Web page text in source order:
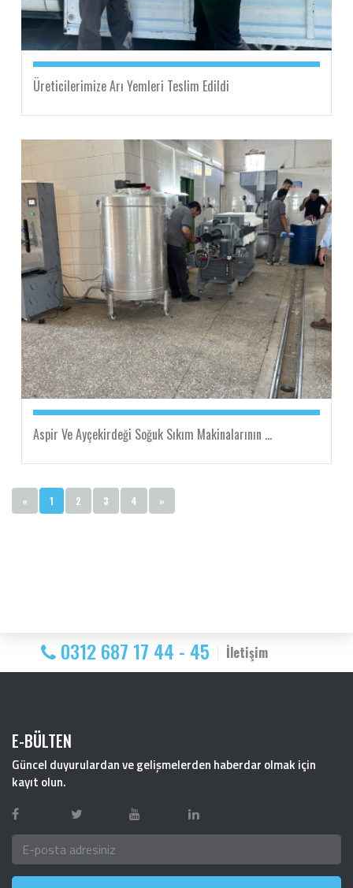
Üreticilerimize Arı Yemleri Teslim Edildi
Aspir Ve Ayçekirdeği Soğuk Sıkım Makinalarının ...
« 1 2 3 4 »
0312 687 17 44 - 45 İletişim
E-BÜLTEN
Güncel duyurulardan ve gelişmelerden haberdar olmak için
kayıt olun.